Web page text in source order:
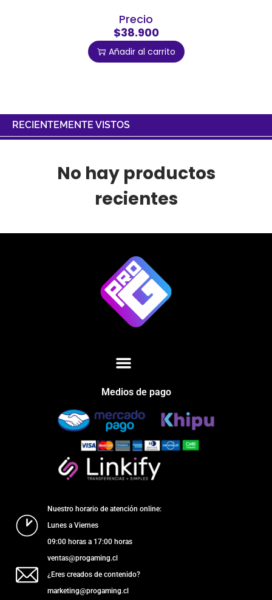
Precio
$38.900
Añadir al carrito
RECIENTEMENTE VISTOS
No hay productos
recientes
Medios de pago
Nuestro horario de atención online:
Lunes a Viernes
09:00 horas a 17:00 horas
ventas@progaming.cl
¿Eres creados de contenido?
marketing@progaming.cl